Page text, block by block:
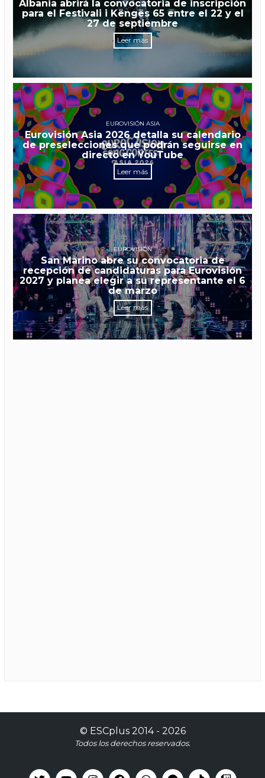
Albania abrirá la convocatoria de inscripción
para el Festivali i Këngës 65 entre el 22 y el
27 de septiembre
Leer más
EUROVISIÓN ASIA
Eurovisión Asia 2026 detalla su calendario
de preselecciones que podrán seguirse en
directo en YouTube
Leer más
EUROVISIÓN
San Marino abre su convocatoria de
recepción de candidaturas para Eurovisión
2027 y planea elegir a su representante el 6
de marzo
Leer más
© ESCplus2014 - 2026
Todos los derechos reservados.